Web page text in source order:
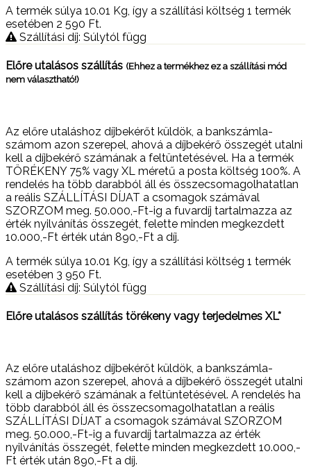
A termék súlya 10.01 Kg, így a szállítási költség 1 termék
esetében 2 590 Ft.
Szállítási díj: Súlytól függ
Előre utalásos szállítás (Ehhez a termékhez ez a szállítási mód
nem választható!)
Az előre utaláshoz díjbekérőt küldök, a bankszámla-
számom azon szerepel, ahová a díjbekérő összegét utalni
kell a díjbekérő számának a feltüntetésével. Ha a termék
TÖRÉKENY 75% vagy XL méretű a posta költség 100%. A
rendelés ha több darabból áll és összecsomagolhatatlan
a reális SZÁLLÍTÁSI DÍJAT a csomagok számával
SZORZOM meg. 50.000,-Ft-ig a fuvardíj tartalmazza az
érték nyilvánítás összegét, felette minden megkezdett
10.000,-Ft érték után 890,-Ft a díj.
A termék súlya 10.01 Kg , így a szállítási költség 1 termék
esetében 3 950 Ft.
Szállítási díj: Súlytól függ
Előre utalásos szállítás törékeny vagy terjedelmes XL*
Az előre utaláshoz díjbekérőt küldök, a bankszámla-
számom azon szerepel, ahová a díjbekérő összegét utalni
kell a díjbekérő számának a feltüntetésével. A rendelés ha
több darabból áll és összecsomagolhatatlan a reális
SZÁLLÍTÁSI DÍJAT a csomagok számával SZORZOM
meg. 50.000,-Ft-ig a fuvardíj tartalmazza az érték
nyilvánítás összegét, felette minden megkezdett 10.000,-
Ft érték után 890,-Ft a díj.